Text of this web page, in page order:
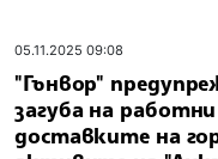
05.11.2025 09:08
"Гънвор"
загуба на
доставките на